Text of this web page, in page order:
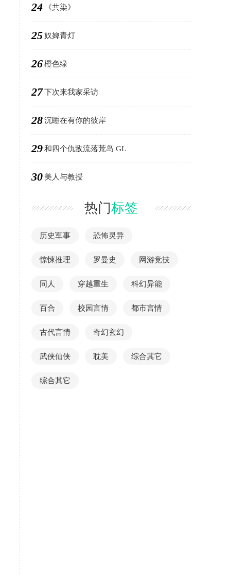
24 《共染》
25奴婢青灯
26橙色绿
27下次来我家采访
28沉睡在有你的彼岸
29和四个仇敌流落荒岛 GL
30 美人与教授
热门标签
历史军事 恐怖灵异
惊悚推理 罗曼史 网游竞技
同人 穿越重生 科幻异能
百合 校园言情 都市言情
古代言情 奇幻玄幻
武侠仙侠 耽美 综合其它
综合其它